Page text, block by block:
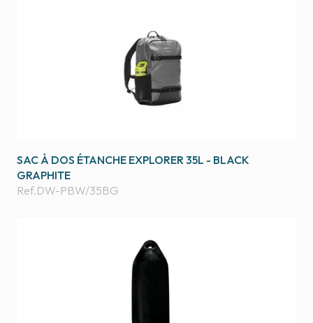
SAC À DOS ÉTANCHE EXPLORER 35L - BLACK
GRAPHITE
Ref.DW-PBW/35BG